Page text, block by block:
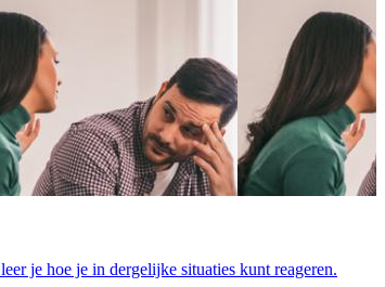
je hoe je in dergelijke situaties kunt reageren.